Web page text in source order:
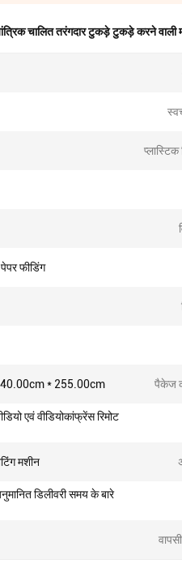
चालित तरंगदार टुकड़े टुकड़े करने वाली
फीडिंग
* 255.00cm पैकेज
एवं वीडियोकांफ्रेंस रिमोट
मशीन
डिलीवरी समय के बारे